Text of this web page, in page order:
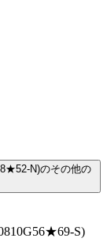
N)のその他の
S)